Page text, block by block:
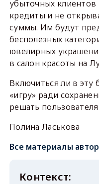
убыточных
кредиты и не
суммы. Им будут
бесполезных
ювелирных
в салон красоты на
Включиться ли в
«игру» ради
решать
Полина Ласькова
Все материалы